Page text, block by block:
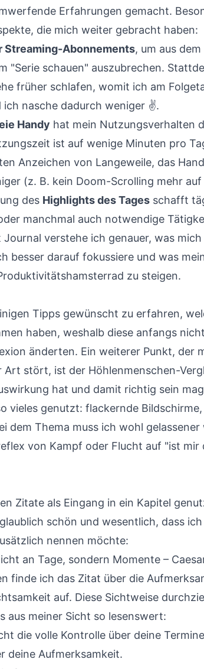
Erfahrungen gemacht.
die mich weiter gebracht haben:
Streaming-Abonnements, um aus
"Serie schauen" auszubrechen.
früher schlafen, womit ich am
ich nasche dadurch weniger ✌️.
Handy hat mein Nutzungsverhalten
ist auf wenige Minuten pro
Anzeichen von Langeweile, das
(z. B. kein Doom-Scrolling mehr
des Highlights des Tages schafft
manchmal auch notwendige
Journal verstehe ich genauer, was
besser darauf fokussiere und was
zu steigen.
Tipps gewünscht zu erfahren,
haben, weshalb diese anfangs
änderten. Ein weiterer Punkt, der
Art stört, ist der Höhlenmenschen-
hat und damit richtig sein
vieles genutzt: flackernde
dem Thema muss ich wohl
von Kampf oder Flucht auf "ist mir
Zitate als Eingang in ein Kapitel
schön und wesentlich, dass
nennen möchte:
an Tage, sondern Momente –
finde ich das Zitat über die
auf. Diese Sichtweise
aus meiner Sicht so lesenswert:
die volle Kontrolle über deine
deine Aufmerksamkeit.